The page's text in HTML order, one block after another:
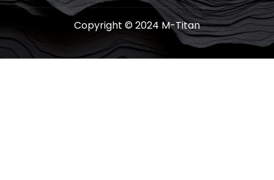
Copyright © 2024 M-Titan